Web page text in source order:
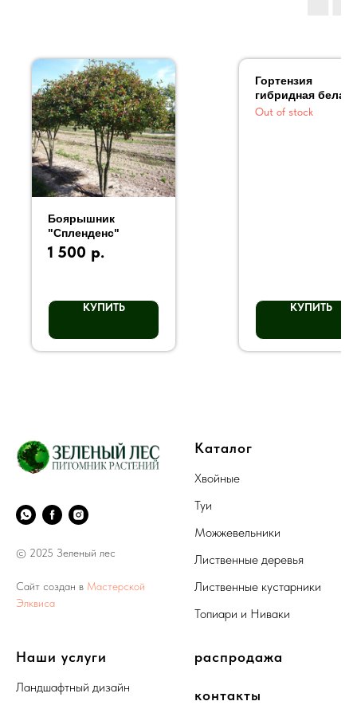
Боярышник
"Спленденс"
1 500 р.
КУПИТЬ
Гортензия
гибридная белая
Out of stock
КУПИТЬ
© 2025 Зеленый лес
Сайт создан в Мастерской
Элквиса
Каталог
Хвойные
Туи
Можжевельники
Лиственные деревья
Лиственные кустарники
Топиари и Ниваки
Наши услуги
Ландшафтный дизайн
распродажа
контакты